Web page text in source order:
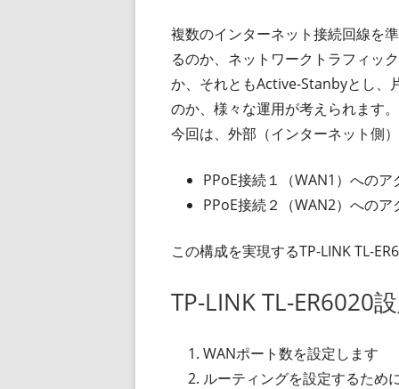
複数のインターネット接続回線を
るのか、ネットワークトラフィッ
か、それともActive-Stanbyとし、
のか、様々な運用が考えられます。
今回は、外部（インターネット側
PPoE接続１（WAN1）への
PPoE接続２（WAN2）への
この構成を実現するTP-LINK TL-
TP-LINK TL-ER6020
WANポート数を設定します
ルーティングを設定するため